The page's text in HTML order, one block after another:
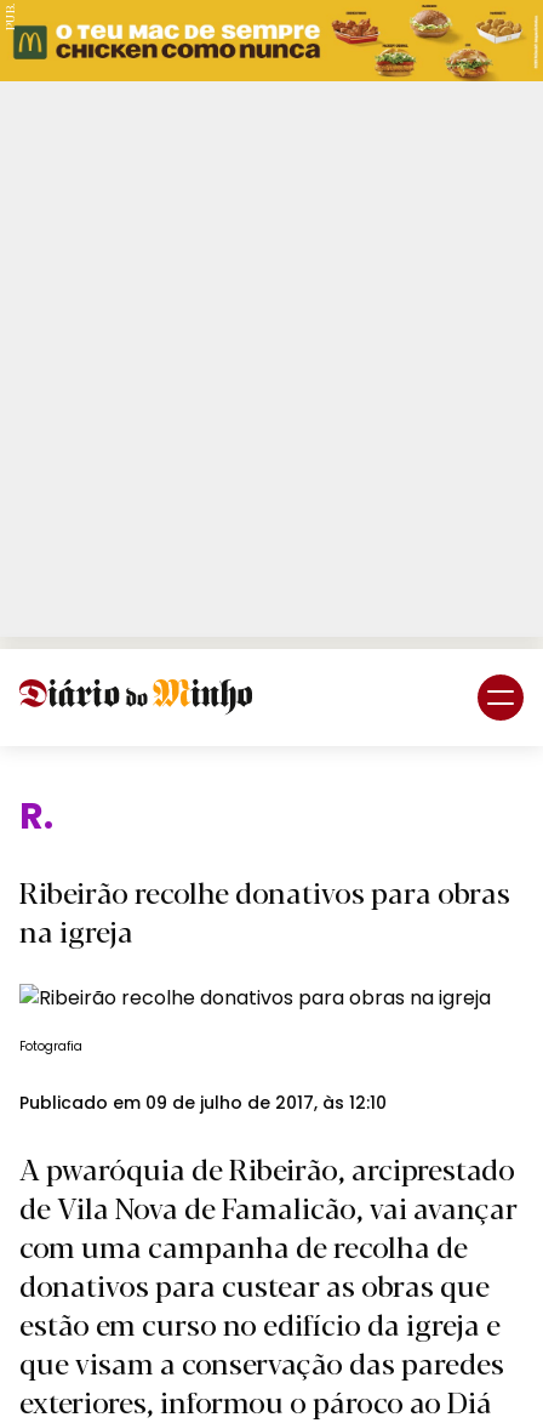
PUB.
Relig
Ribeirão recolhe donativos para obras
na igreja
Fotografia
Publicado em 09 de julho de 2017, às 12:10
A pwaróquia de Ribeirão, arciprestado
de Vila Nova de Famalicão, vai avançar
com uma campanha de recolha de
donativos para custear as obras que
estão em curso no edifício da igreja e
que visam a conservação das paredes
exteriores, informou o pároco ao Diá